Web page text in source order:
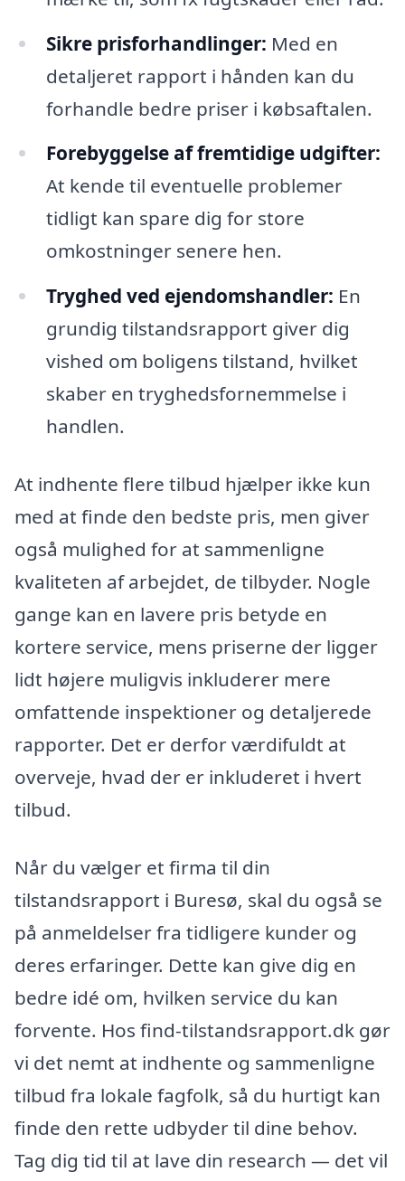
Sikre prisforhandlinger: Med en
detaljeret rapport i hånden kan du
forhandle bedre priser i købsaftalen.
Forebyggelse af fremtidige udgifter:
At kende til eventuelle problemer
tidligt kan spare dig for store
omkostninger senere hen.
Tryghed ved ejendomshandler: En
grundig tilstandsrapport giver dig
vished om boligens tilstand, hvilket
skaber en tryghedsfornemmelse i
handlen.
At indhente flere tilbud hjælper ikke kun
med at finde den bedste pris, men giver
også mulighed for at sammenligne
kvaliteten af arbejdet, de tilbyder. Nogle
gange kan en lavere pris betyde en
kortere service, mens priserne der ligger
lidt højere muligvis inkluderer mere
omfattende inspektioner og detaljerede
rapporter. Det er derfor værdifuldt at
overveje, hvad der er inkluderet i hvert
tilbud.
Når du vælger et firma til din
tilstandsrapport i Buresø, skal du også se
på anmeldelser fra tidligere kunder og
deres erfaringer. Dette kan give dig en
bedre idé om, hvilken service du kan
forvente. Hos find-tilstandsrapport.dk gør
vi det nemt at indhente og sammenligne
tilbud fra lokale fagfolk, så du hurtigt kan
finde den rette udbyder til dine behov.
Tag dig tid til at lave din research — det vil